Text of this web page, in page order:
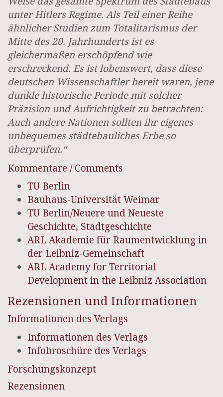
unter Hitlers Regime. Als Teil einer Reihe
ähnlicher Studien zum Totalitarismus der
Mitte des 20. Jahrhunderts ist es
gleichermaßen erschöpfend wie
erschreckend. Es ist lobenswert, dass diese
deutschen Wissenschaftler bereit waren, jene
dunkle historische Periode mit solcher
Präzision und Aufrichtigkeit zu betrachten:
Auch andere Nationen sollten ihr eigenes
unbequemes städtebauliches Erbe so
überprüfen.“
Kommentare / Comments
TU Berlin
Bauhaus-Universität Weimar
TU Berlin/Neuere und Neueste
Geschichte, Stadtgeschichte
ARL Akademie für Raumentwicklung in
der Leibniz-Gemeinschaft
ARL Academy for Territorial
Development in the Leibniz Association
Rezensionen und Informationen
Informationen des Verlags
Informationen des Verlags
Infobroschüre des Verlags
Forschungskonzept
Rezensionen